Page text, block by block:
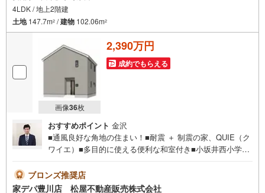
4LDK / 地上2階建
土地147.7m2 /建物 102.06m2
画像36枚
2,390万円
成約でもらえる
おすすめポイント 金沢
■通風良好な角地の住まい！■耐震 ＋ 制震の家、QUIE（ク
ワイエ）■多目的に使える便利な和室付き■小坂井西小学校
可能！■閑静な住宅街■おすすめポイント ・壁面が広く家
具の配置がしやすいリビングは広さ16帖●家デパ 松屋不
ブロンズ推奨店
家デパ豊川店 松屋不動産販売株式会社